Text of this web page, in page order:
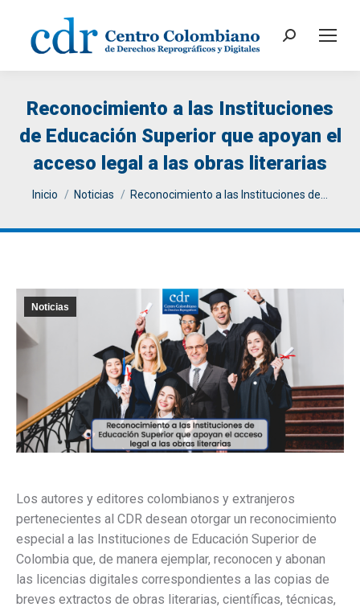
Search:
Reconocimiento a las Instituciones
de Educación Superior que apoyan el
acceso legal a las obras literarias
You are here:
Inicio Noticias Reconocimiento a las Instituciones de…
Noticias
Los autores y editores colombianos y extranjeros
pertenecientes al CDR desean otorgar un reconocimiento
especial a las Instituciones de Educación Superior de
Colombia que, de manera ejemplar, reconocen y abonan
las licencias digitales correspondientes a las copias de
breves extractos de obras literarias, científicas, técnicas,